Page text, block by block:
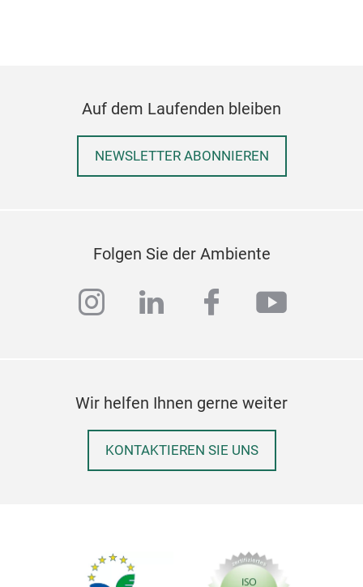
Auf dem Laufenden bleiben
NEWSLETTER ABONNIEREN
Folgen Sie der Ambiente
instagram
linkedinfacebook
Wir helfen Ihnen gerne weiter
KONTAKTIEREN SIE UNS